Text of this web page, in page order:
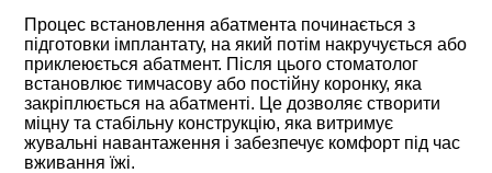
Процес встановлення абатмента починається з
підготовки імплантату, на який потім накручується або
приклеюється абатмент. Після цього стоматолог
встановлює тимчасову або постійну коронку, яка
закріплюється на абатменті. Це дозволяє створити
міцну та стабільну конструкцію, яка витримує
жувальні навантаження і забезпечує комфорт під час
вживання їжі.